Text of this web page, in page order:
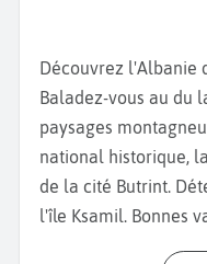
elle est
Changez
mont Dajti,qui
En ce qui
dégustez unTave
d'agneau et de
Découvrez l'Albanie
Baladez-vous au du
paysages
national historique,
de la cité Butrint.
l'île Ksamil. Bonnes